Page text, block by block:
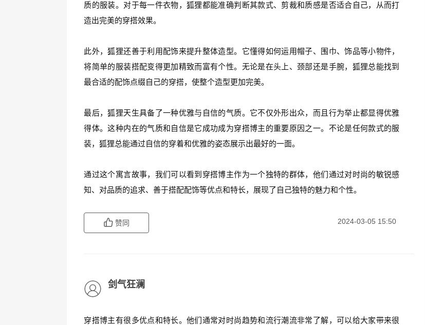
质的服装。对于每一件衣物，狐狸都能准确判断其款式、剪裁和质感是否适合自己，从而打
造出完美的穿搭效果。
此外，狐狸还善于利用配饰来提升整体造型。它懂得如何运用帽子、围巾、饰品等小物件，
将简单的服装搭配变得更加精致而富有个性。无论是在头上、颈部还是手腕，狐狸总能找到
最合适的配饰点缀自己的穿搭，使整个造型更加完美。
最后，狐狸天生具备了一种优雅与自信的气质。它不仅外形出众，而且行为举止都显得优雅
得体。这种内在的气质和自信是它成功成为穿搭博主的重要原因之一。不论是任何款式的服
装，狐狸总能通过自信的穿着和优雅的姿态展示出最好的一面。
通过这个寓言故事，我们可以看到穿搭博主作为一个独特的群体，他们通过对时尚的敏锐感
知、对品质的追求、善于搭配配饰等优点和特长，展现了自己独特的魅力和个性。
赞同 2024-03-05 15:50
剑气狂澜
穿搭博主有很多优点和特长。他们通常对时尚趋势和流行潮流非常了解，可以给大家带来很